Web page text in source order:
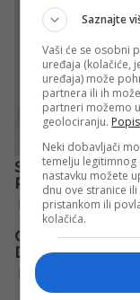
Saznajte
Vaši će se osobni
uređaja (kolačiće,
uređaja) može
partnera ili ih
partneri možemo
geolociranju.
Neki dobavljači
temelju legitimnog
nastavku možete
dnu ove stranice
pristankom ili
kolačića.